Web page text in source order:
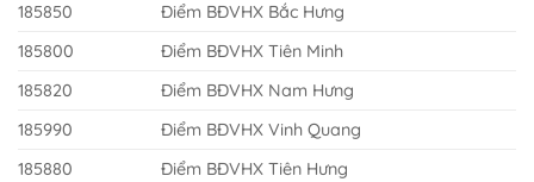
185850
Điểm BĐVHX Bắc Hưng
185800
Điểm BĐVHX Tiên Minh
185820
Điểm BĐVHX Nam Hưng
185990
Điểm BĐVHX Vinh Quang
185880
Điểm BĐVHX Tiên Hưng